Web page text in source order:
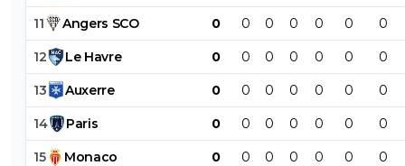
11 Angers SCO 0 0 0 0 0 0 0
12 Le Havre 0 0 0 0 0 0 0
13 Auxerre 0 0 0 0 0 0 0
14 Paris 0 0 0 0 0 0 0
15 Monaco 0 0 0 0 0 0 0